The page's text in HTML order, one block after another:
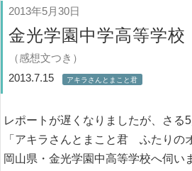
2013年5月30日
金光学園中学高等学校
（感想文つき）
2013.7.15 アキラさんとまこと君
レポートが遅くなりましたが、さる5
「アキラさんとまこと君 ふたりの
岡山県・金光学園中高等学校へ伺い